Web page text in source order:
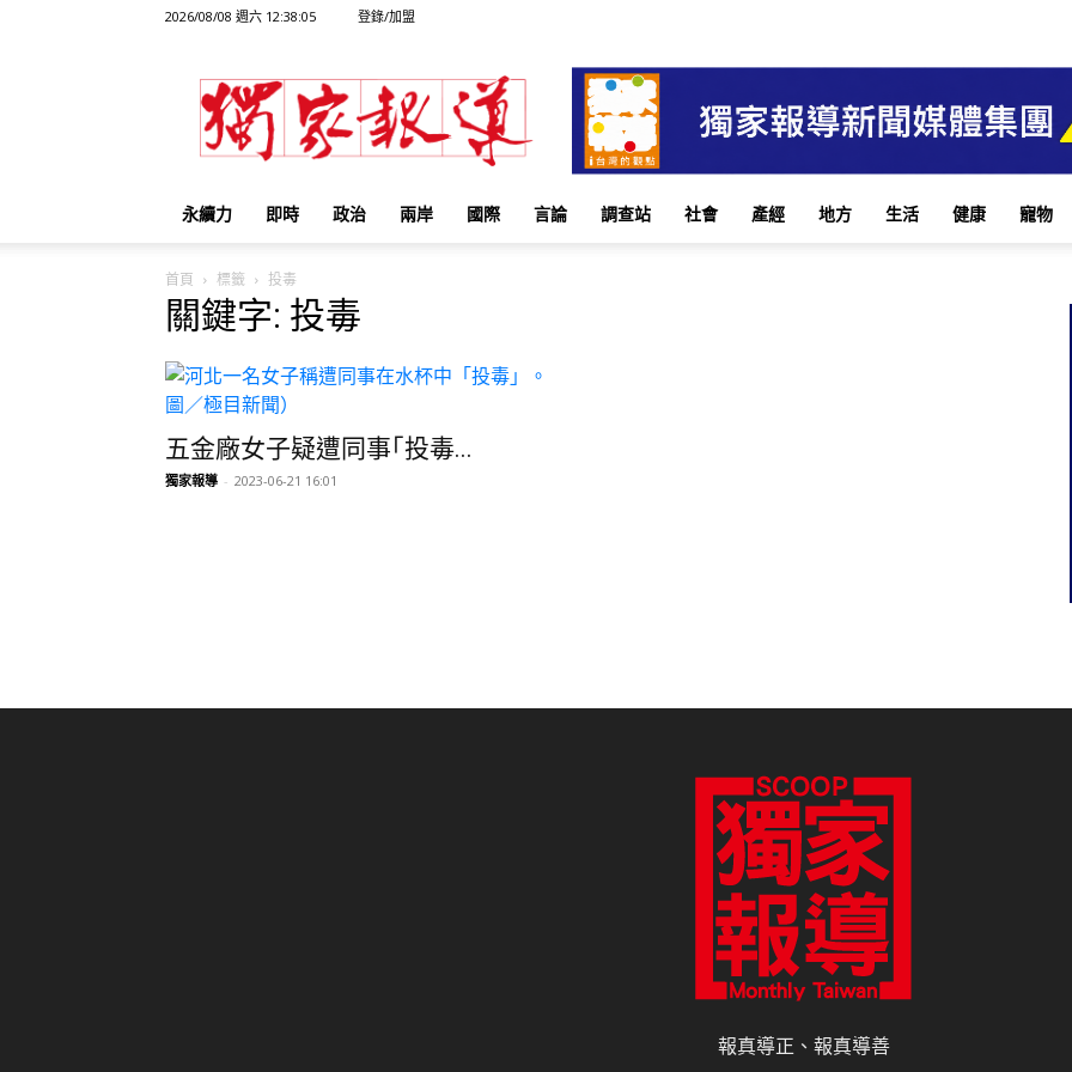
2026/08/08 週六 12:38:05 登錄/加盟
獨
家
報
永續力 即時 政治 兩岸 國際 言論 調查站 社會 產經 地方 生活 健康 寵物
首頁 標籤 投毒
關鍵字: 投毒
五金廠女子疑遭同事｢投毒...
獨家報導 - 2023-06-21 16:01
報真導正、報真導善